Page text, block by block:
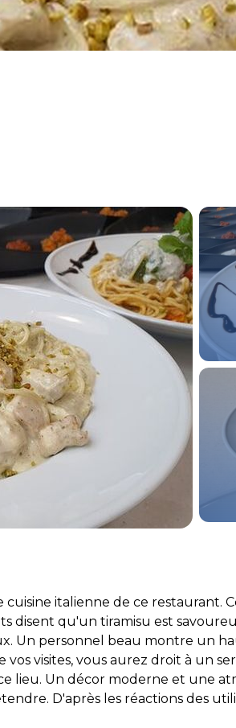
cuisine italienne de ce restaurant.
disent qu'un tiramisu est
Un personnel beau montre un
vos visites, vous aurez droit à un
lieu. Un décor moderne et une
D'après les réactions des